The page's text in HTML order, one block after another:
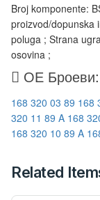
Broj komponente:
proizvod/dopunska
poluga ; Strana
osovina ;
ОЕ Броеви:
168 320 03 89 168
320 11 89 A 168
168 320 10 89 A
Related